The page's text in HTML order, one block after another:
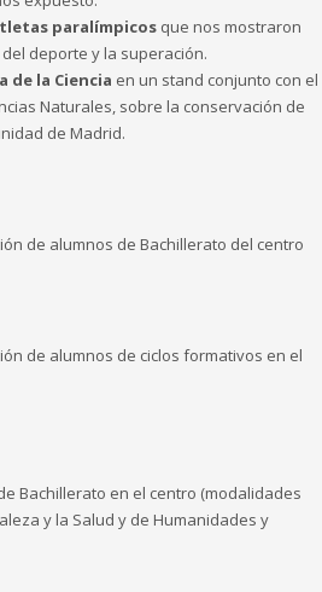
paralímpicos que nos mostraron
deporte y la superación.
de la Ciencia en un stand conjunto con el
Naturales, sobre la conservación de
de Madrid.
de alumnos de Bachillerato del centro
de alumnos de ciclos formativos en el
Bachillerato en el centro (modalidades
y la Salud y de Humanidades y